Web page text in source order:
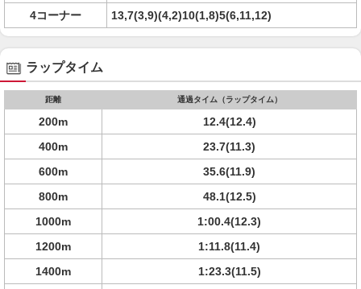
4コーナー
13,7(3,9)(4,2)10(1,8)5(6,11,12)
ラップタイム
距離 通過タイム（ラップタイム）
200m
12.4(12.4)
400m
23.7(11.3)
600m
35.6(11.9)
800m
48.1(12.5)
1000m
1:00.4(12.3)
1200m
1:11.8(11.4)
1400m
1:23.3(11.5)